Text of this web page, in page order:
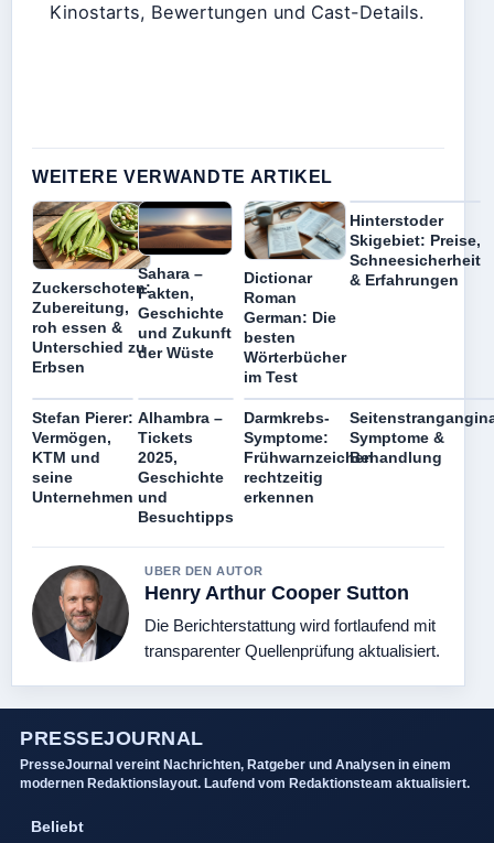
Kinostarts, Bewertungen und Cast-Details.
WEITERE VERWANDTE ARTIKEL
Zuckerschoten:
Zubereitung,
roh essen &
Unterschied zu
Erbsen
Sahara –
Fakten,
Geschichte
und Zukunft
der Wüste
Dictionar
Roman
German: Die
besten
Wörterbücher
im Test
Hinterstoder
Skigebiet: Preise,
Schneesicherheit
& Erfahrungen
Stefan Pierer:
Vermögen,
KTM und
seine
Unternehmen
Alhambra –
Tickets
2025,
Geschichte
und
Besuchtipps
Darmkrebs-
Symptome:
Frühwarnzeichen
rechtzeitig
erkennen
Symptome &
Behandlung
UBER DEN AUTOR
Henry Arthur Cooper Sutton
Die Berichterstattung wird fortlaufend mit
transparenter Quellenprüfung aktualisiert.
PRESSEJOURNAL
PresseJournal vereint Nachrichten, Ratgeber und Analysen in einem
modernen Redaktionslayout. Laufend vom Redaktionsteam aktualisiert.
Beliebt